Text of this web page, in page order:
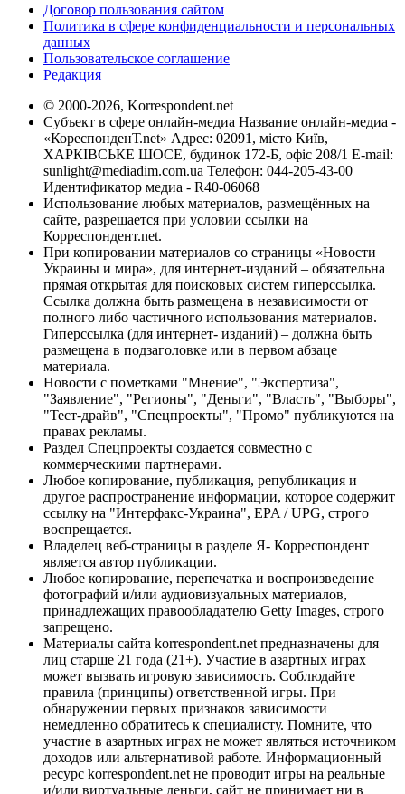
Договор пользования сайтом
Политика в сфере конфиденциальности и персональных
данных
Пользовательское соглашение
Редакция
© 2000-2026, Korrespondent.net
Субъект в сфере онлайн-медиа Название онлайн-медиа -
«КореспонденТ.net» Адрес: 02091, місто Київ,
ХАРКІВСЬКЕ ШОСЕ, будинок 172-Б, офіс 208/1 E-mail:
sunlight@mediadim.com.ua Телефон: 044-205-43-00
Идентификатор медиа - R40-06068
Использование любых материалов, размещённых на
сайте, разрешается при условии ссылки на
Корреспондент.net.
При копировании материалов со страницы «Новости
Украины и мира», для интернет-изданий – обязательна
прямая открытая для поисковых систем гиперссылка.
Ссылка должна быть размещена в независимости от
полного либо частичного использования материалов.
Гиперссылка (для интернет- изданий) – должна быть
размещена в подзаголовке или в первом абзаце
материала.
Новости с пометками "Мнение", "Экспертиза",
"Заявление", "Регионы", "Деньги", "Власть", "Выборы",
"Тест-драйв", "Спецпроекты", "Промо" публикуются на
правах рекламы.
Раздел Спецпроекты создается совместно с
коммерческими партнерами.
Любое копирование, публикация, републикация и
другое распространение информации, которое содержит
ссылку на "Интерфакс-Украина", EPA / UPG, строго
воспрещается.
Владелец веб-страницы в разделе Я- Корреспондент
является автор публикации.
Любое копирование, перепечатка и воспроизведение
фотографий и/или аудиовизуальных материалов,
принадлежащих правообладателю Getty Images, строго
запрещено.
Материалы сайта korrespondent.net предназначены для
лиц старше 21 года (21+). Участие в азартных играх
может вызвать игровую зависимость. Соблюдайте
правила (принципы) ответственной игры. При
обнаружении первых признаков зависимости
немедленно обратитесь к специалисту. Помните, что
участие в азартных играх не может являться источником
доходов или альтернативой работе. Информационный
ресурс korrespondent.net не проводит игры на реальные
и/или виртуальные деньги, сайт не принимает ни в